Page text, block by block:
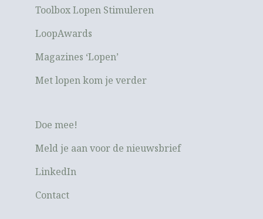
Toolbox Lopen Stimuleren
LoopAwards
Magazines ‘Lopen’
Met lopen kom je verder
Doe mee!
Meld je aan voor de nieuwsbrief
LinkedIn
Contact